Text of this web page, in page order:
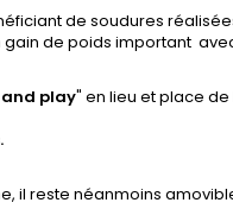
de soudures
gain de poids important
and play" en lieu et place
il reste néanmoins